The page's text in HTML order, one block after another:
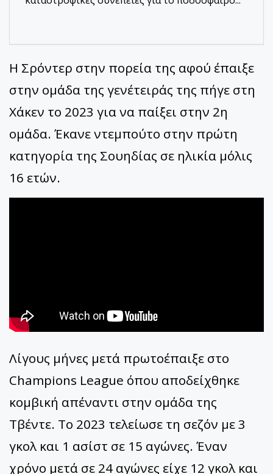
Η Σρόντερ στην πορεία της αφού έπαιξε
στην ομάδα της γενέτειράς της πήγε στη
Χάκεν το 2023 για να παίξει στην 2η
ομάδα. Έκανε ντεμπούτο στην πρώτη
κατηγορία της Σουηδίας σε ηλικία μόλις
16 ετών.
Λίγους μήνες μετά πρωτοέπαιξε στο
Champions League όπου αποδείχθηκε
κομβική απέναντι στην ομάδα της
Τβέντε. Το 2023 τελείωσε τη σεζόν με 3
γκολ και 1 ασίστ σε 15 αγώνες. Έναν
χρόνο μετά σε 24 αγώνες είχε 12 γκολ και